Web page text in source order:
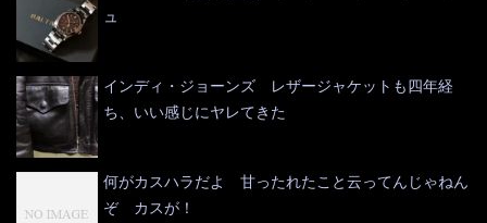
ュ
インディ・ジョーンズ レザージャケットも四年経
ち、いい感じにヤレてきた
何がカスハラだよ 甘ったれたこと云ってんじゃねん
ぞ カスが！